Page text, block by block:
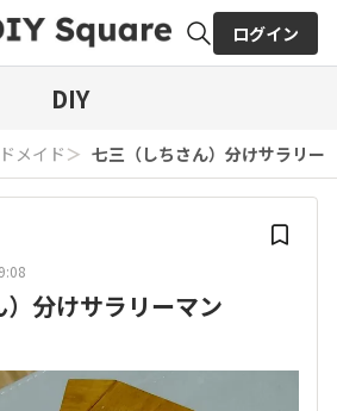
検索
ログイン
DIY
メイド ＞ 七三（しちさん）分けサラリー
分けサラリーマン